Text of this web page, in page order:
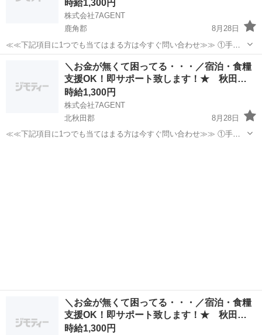
時給1,300円
株式会社7AGENT
鹿角郡
8月28日
≪≪下記項目に1つでも当てはまる方は今すぐ問い合わせ≫≫ ①手持
ちのお金がほとんど無い ②今日泊まる寝床が無い ③携帯が止まって
る、止まりそう ④今スグ働きたい ⑤いっぱい稼ぎたい 弊社のプロの
コーディネータ...
倉庫 生活支援
＼お金が無くて困ってる・・・／宿泊・食糧
支援OK！即サポート致します！★ 秋田…
時給1,300円
株式会社7AGENT
北秋田郡
8月28日
≪≪下記項目に1つでも当てはまる方は今すぐ問い合わせ≫≫ ①手持
＼お金が無くて困ってる・・・／宿泊・食糧
支援OK！即サポート致します！★ 秋田…
時給1,300円